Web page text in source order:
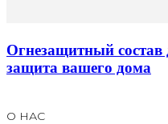
Огнезащитный состав
защита вашего дома
О НАС